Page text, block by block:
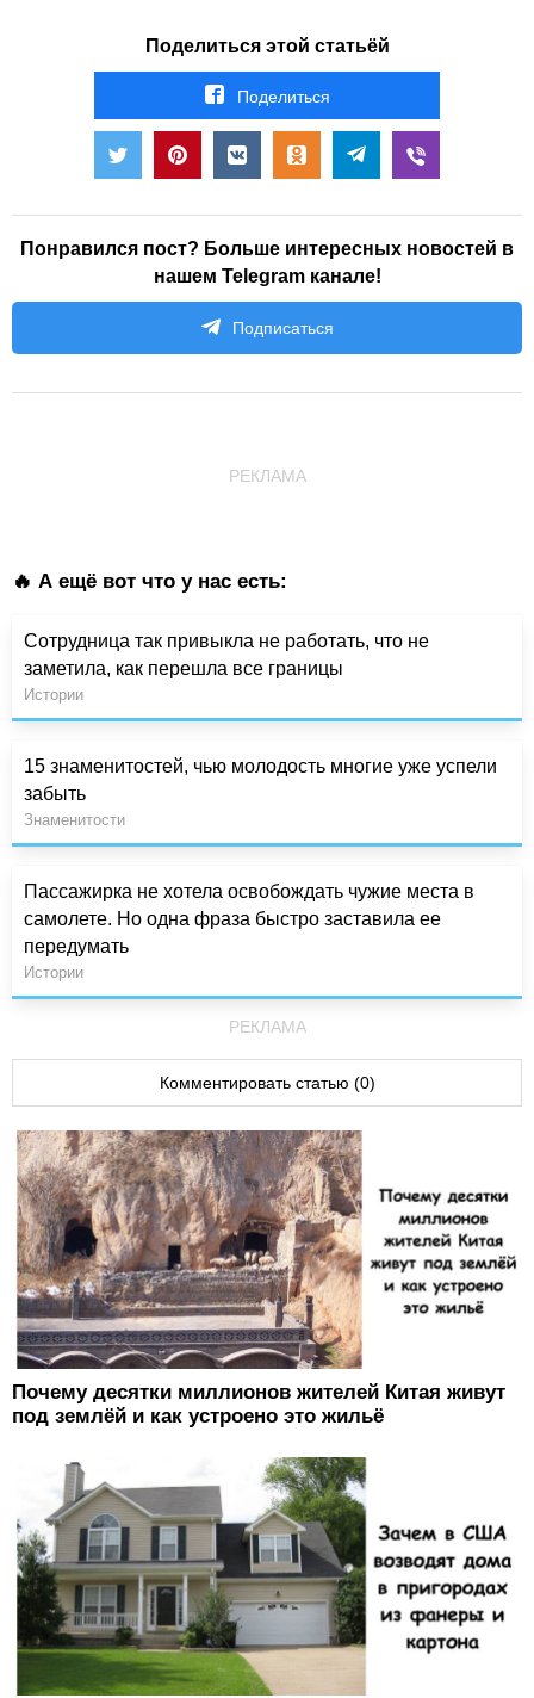
Поделиться этой статьёй
Поделиться
Понравился пост? Больше интересных новостей в
нашем Telegram канале!
Подписаться
РЕКЛАМА
🔥 А ещё вот что у нас есть:
Сотрудница так привыкла не работать, что не
заметила, как перешла все границы
Истории
15 знаменитостей, чью молодость многие уже успели
забыть
Знаменитости
Пассажирка не хотела освобождать чужие места в
самолете. Но одна фраза быстро заставила ее
передумать
Истории
РЕКЛАМА
Комментировать статью (0)
Почему десятки миллионов жителей Китая живут
под землёй и как устроено это жильё